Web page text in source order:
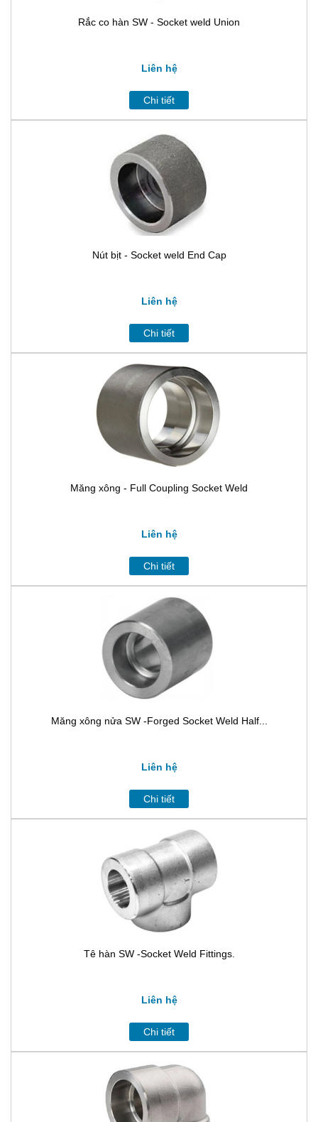
Rắc co hàn SW - Socket weld Union
Liên hệ
Chi tiết
Nút bịt - Socket weld End Cap
Liên hệ
Chi tiết
Măng xông - Full Coupling Socket Weld
Liên hệ
Chi tiết
Măng xông nửa SW -Forged Socket Weld Half...
Liên hệ
Chi tiết
Tê hàn SW -Socket Weld Fittings.
Liên hệ
Chi tiết